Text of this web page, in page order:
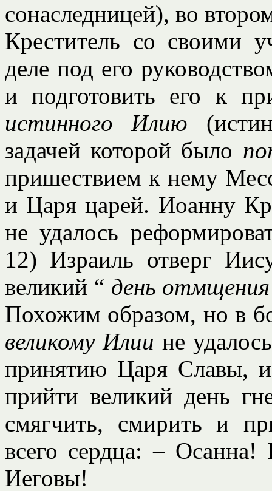
сонаследницей), во
Креститель со своими
деле под его
и подготовить его к
истинного Илию
задачей которой было
пришествием к нему
и Царя царей. Иоанну
не удалось
12) Израиль отверг
великий “ день
Похожим образом, но в
великому Илии не
принятию Царя Славы, и
прийти великий день
смягчить, смирить и
всего сердца: –
Иеговы!